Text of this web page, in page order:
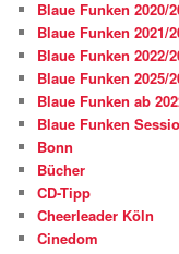
Blaue Funken 2020/
Blaue Funken 2021/
Blaue Funken 2022/
Blaue Funken 2025/
Blaue Funken ab
Blaue Funken
Bonn
Bücher
CD-Tipp
Cheerleader Köln
Cinedom